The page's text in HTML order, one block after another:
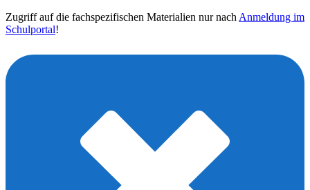
Zugriff auf die fachspezifischen Materialien nur nach Anmeldung im
Schulportal!